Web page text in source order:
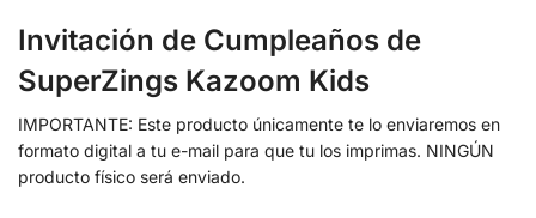
Invitación de Cumpleaños de
SuperZings Kazoom Kids
IMPORTANTE: Este producto únicamente te lo enviaremos en
formato digital a tu e-mail para que tu los imprimas. NINGÚN
producto físico será enviado.